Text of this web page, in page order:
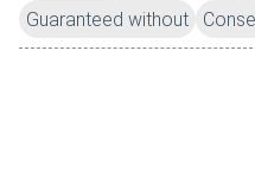
Guaranteed without